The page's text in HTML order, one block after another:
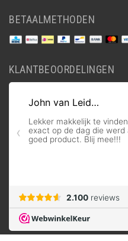
BETAALMETHODEN
KLANTBEOORDELINGEN